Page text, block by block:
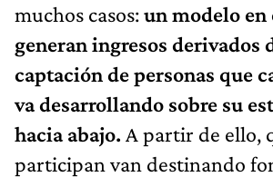
muchos casos:un modelo en
generan ingresos derivados
captación de personas que
va desarrollando sobre su
hacia abajo. A partir de ello,
participan van destinando